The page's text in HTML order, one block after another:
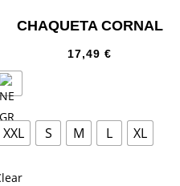
CHAQUETA CORNAL
17,49€
XXL S M L XL